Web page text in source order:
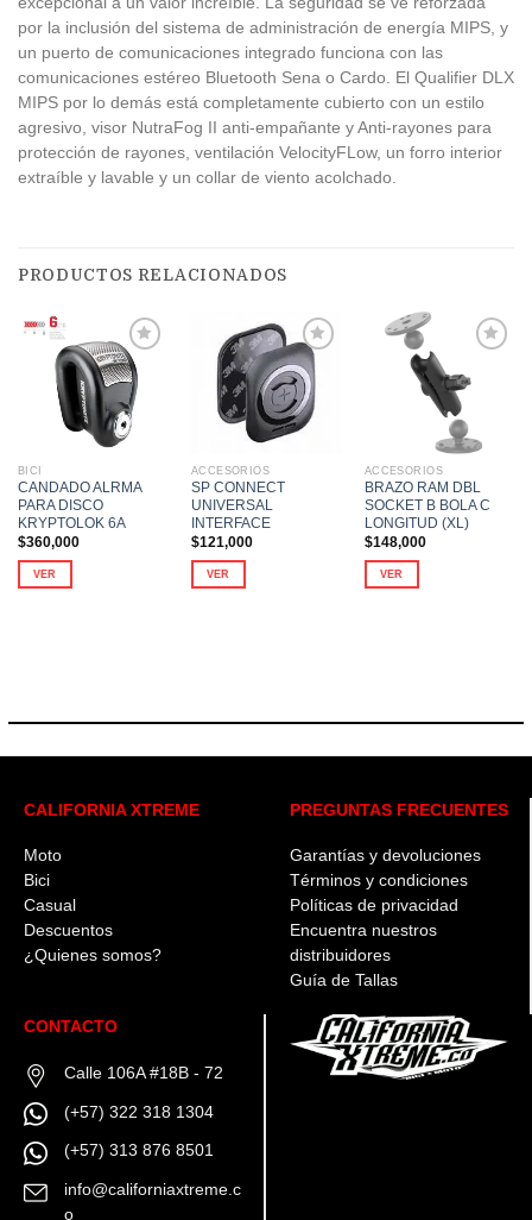
por la inclusión del sistema de administración de energía MIPS, y
un puerto de comunicaciones integrado funciona con las
comunicaciones estéreo Bluetooth Sena o Cardo. El Qualifier DLX
MIPS por lo demás está completamente cubierto con un estilo
agresivo, visor NutraFog II anti-empañante y Anti-rayones para
protección de rayones, ventilación VelocityFLow, un forro interior
extraíble y lavable y un collar de viento acolchado.
PRODUCTOS RELACIONADOS
Añadir
a la
lista de
deseos
BICI
CANDADO ALRMA
PARA DISCO
KRYPTOLOK 6A
$360,000
VER
opciones
en
página
de
producto
Añadir
a la
lista de
ACCESORIOS
SP CONNECT
UNIVERSAL
INTERFACE
$121,000
VER
lista de
deseos
ACCESORIOS
BRAZO RAM DBL
SOCKET B BOLA C
LONGITUD (XL)
$148,000
VER
CALIFORNIA XTREME
Moto
Bici
Casual
Descuentos
¿Quienes somos?
PREGUNTAS FRECUENTES
Garantías y devoluciones
Términos y condiciones
Políticas de privacidad
Encuentra nuestros
distribuidores
Guía de Tallas
CONTACTO
Calle 106A #18B - 72
(+57) 322 318 1304
(+57) 313 876 8501
info@californiaxtreme.c
o